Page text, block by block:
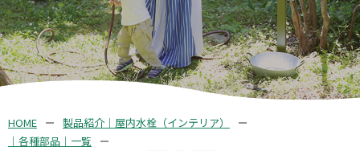
HOME
製品紹介｜屋内水栓（インテリア）
｜各種部品｜一覧